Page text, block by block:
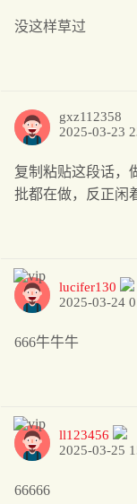
没这样草过
gxz112358
2025-03-23
复制粘贴这段话，
批都在做，反正闲
lucifer130
2025-03-24
666牛牛牛
ll123456
2025-03-25
66666